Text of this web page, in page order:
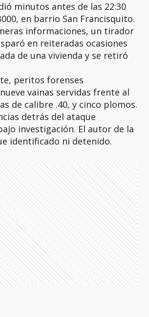
minutos antes de las 22:30
en barrio San Francisquito.
informaciones, un tirador
en reiteradas ocasiones
de una vivienda y se retiró
peritos forenses
vainas servidas frente al
de calibre .40, y cinco plomos.
detrás del ataque
investigación. El autor de la
identificado ni detenido.